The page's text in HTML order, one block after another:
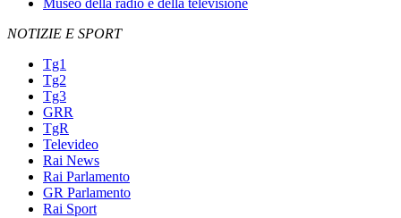
Museo della radio e della televisione
NOTIZIE E SPORT
Tg1
Tg2
Tg3
GRR
TgR
Televideo
Rai News
Rai Parlamento
GR Parlamento
Rai Sport